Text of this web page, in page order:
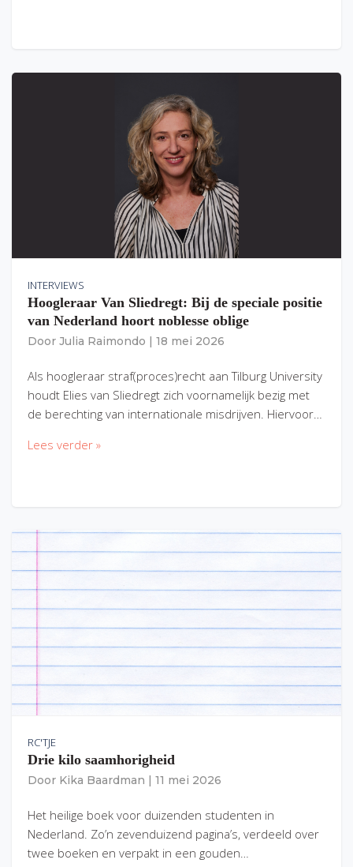
INTERVIEWS
Hoogleraar Van Sliedregt: Bij de speciale positie
van Nederland hoort noblesse oblige
Door Julia Raimondo 18 mei 2026
Als hoogleraar straf(proces)recht aan Tilburg University
houdt Elies van Sliedregt zich voornamelijk bezig met
de berechting van internationale misdrijven. Hiervoor…
Lees verder »
RC'TJE
Drie kilo saamhorigheid
Door Kika Baardman 11 mei 2026
Het heilige boek voor duizenden studenten in
Nederland. Zo’n zevenduizend pagina’s, verdeeld over
twee boeken en verpakt in een gouden…